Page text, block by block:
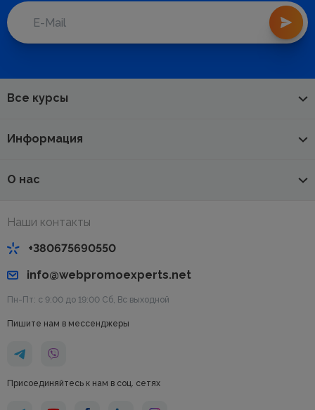
Все курсы
Информация
О нас
Наши контакты
+380675690550
info@webpromoexperts.net
Пн-Пт: с 9:00 до 19:00 Cб, Вс выходной
Пишите нам в мессенджеры
Присоединяйтесь к нам в соц. сетях